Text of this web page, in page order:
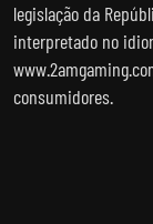
legislação da
interpretado no
consumidores.